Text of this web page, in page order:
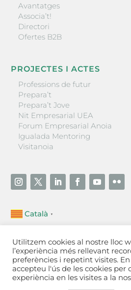
Avantatges
Associa’t!
Directori
Ofertes B2B
PROJECTES I ACTES
Professions de futur
Prepara’t
Prepara’t Jove
Nit Empresarial UEA
Forum Empresarial Anoia
Igualada Mentoring
Visitanoia
Català ▼
Unió Empresarial de l’Anoia (UEA)
Ctra. de Manresa, 131, 08700 –
Tel 93 805 22 92
Contactar
Utilitzem cookies al nostre lloc
l’experiència més rellevant
preferències i repetint visites.
accepteu l'ús de les cookies per
experiència en les visites a la